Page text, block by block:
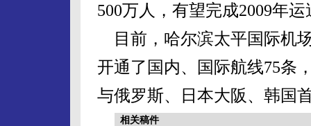
500万人，有望完成2009年
目前，哈尔滨太平国际机
开通了国内、国际航线75条
与俄罗斯、日本大阪、韩国
相关稿件